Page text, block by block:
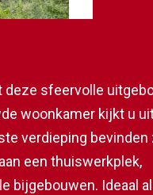
deze sfeervolle
woonkamer kijkt u
verdieping bevinden
een thuiswerkplek,
bijgebouwen. Ideaal